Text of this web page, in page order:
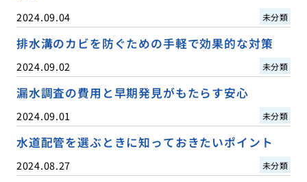
2024.09.04 未分類
排水溝のカビを防ぐための手軽で効果的な対策
2024.09.02 未分類
漏水調査の費用と早期発見がもたらす安心
2024.09.01 未分類
水道配管を選ぶときに知っておきたいポイント
2024.08.27 未分類